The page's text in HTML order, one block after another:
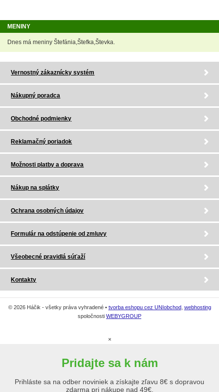
MENINY
Dnes má meniny Štefánia,Štefka,Števka.
Vernostný zákaznícky systém
Nákupný poradca
Obchodné podmienky
Reklamačný poriadok
Možnosti platby a doprava
Nákup na splátky
Ochrana osobných údajov
Formulár na odstúpenie od zmluvy
Všeobecné pravidlá súťaží
Kontakty
© 2026 Háčik - všetky práva vyhradené • tvorba eshopu cez UNIobchod, webhosting
spoločnosti WEBYGROUP
×
Pridajte sa k nám
Prihláste sa na odber noviniek a získajte zľavu 8€ s dopravou
zdarma pri nákupe nad 49€.